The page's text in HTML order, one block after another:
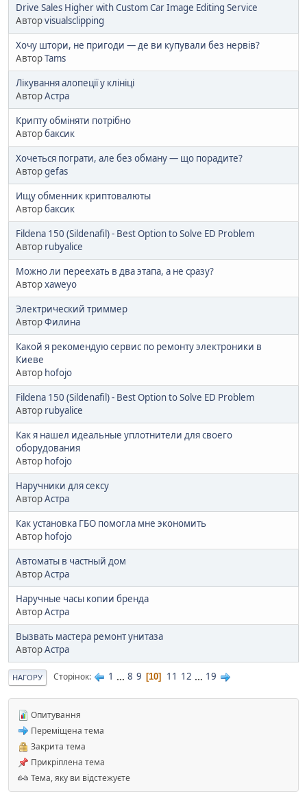
Drive Sales Higher with Custom Car Image Editing Service
Авторvisualsclipping
Хочу штори, не пригоди — де ви купували без нервів?
АвторTams
Лікування алопеції у клініці
АвторАстра
Крипту обміняти потрібно
Авторбаксик
Хочеться пограти, але без обману — що порадите?
Авторgefas
Ищу обменник криптовалюты
Авторбаксик
Fildena 150 (Sildenafil) - Best Option to Solve ED Problem
Автор rubyalice
Можно ли переехать в два этапа, а не сразу?
Авторxaweyo
Электрический триммер
АвторФилина
Какой я рекомендую сервис по ремонту электроники в
Киеве
Автор hofojo
Fildena 150 (Sildenafil) - Best Option to Solve ED Problem
Автор rubyalice
Как я нашел идеальные уплотнители для своего
оборудования
Автор hofojo
Наручники для сексу
АвторАстра
Как установка ГБО помогла мне экономить
Автор hofojo
Автоматы в частный дом
АвторАстра
Наручные часы копии бренда
АвторАстра
Вызвать мастера ремонт унитаза
АвторАстра
НАГОРУ Сторінок 1 ... 8 9 10 11 12 ... 19
Опитування
Переміщена тема
Закрита тема
Прикріплена тема
Тема, яку ви відстежуєте